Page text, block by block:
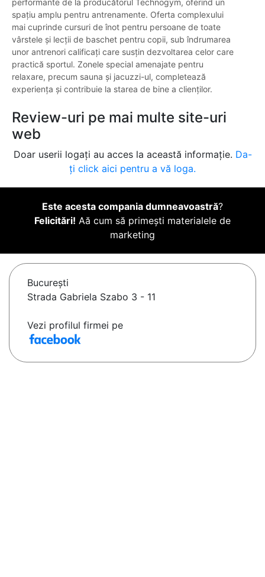
performante de la producătorul Technogym, oferind un
spațiu amplu pentru antrenamente. Oferta complexului
mai cuprinde cursuri de înot pentru persoane de toate
vârstele și lecții de baschet pentru copii, sub îndrumarea
unor antrenori calificați care susțin dezvoltarea celor care
practică sportul. Zonele special amenajate pentru
relaxare, precum sauna și jacuzzi-ul, completează
experiența și contribuie la starea de bine a clienților.
Review-uri pe mai multe site-uri
web
Doar userii logați au acces la această informație. Da-
ți click aici pentru a vă loga.
Este acesta compania dumneavoastră?
Felicitări! Aă cum să primești materialele de
marketing
Bucureşti
Strada Gabriela Szabo 3 - 11
Vezi profilul firmei pe